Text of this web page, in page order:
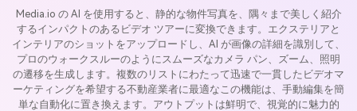
Media.io の AI を使用すると、静的な物件写真を、隅々まで美しく紹介
するインパクトのあるビデオ ツアーに変換できます。エクステリアと
インテリアのショットをアップロードし、AI が画像の詳細を識別して、
プロのウォークスルーのようにスムーズなカメラ パン、ズーム、照明
の遷移を生成します。複数のリストにわたって迅速で一貫したビデオマ
ーケティングを希望する不動産業者に最適なこの機能は、手動編集を簡
単な自動化に置き換えます。アウトプットは鮮明で、視覚的に魅力的